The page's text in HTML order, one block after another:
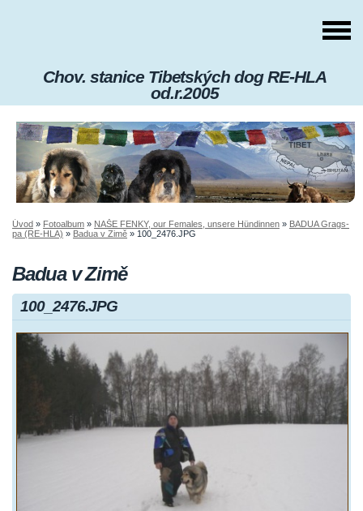
Chov. stanice Tibetských dog RE-HLA
od.r.2005
Úvod » Fotoalbum » NAŠE FENKY, our Females, unsere Hündinnen » BADUA Grags-
pa (RE-HLA) » Badua v Zimě » 100_2476.JPG
Badua v Zimě
100_2476.JPG